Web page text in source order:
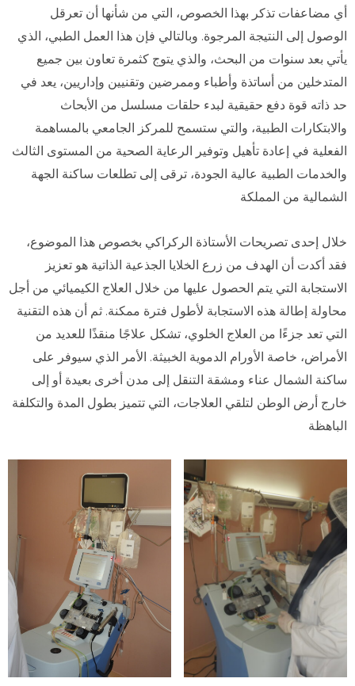
أي مضاعفات تذكر بهذا الخصوص، التي من شأنها أن تعرقل
الوصول إلى النتيجة المرجوة. وبالتالي فإن هذا العمل الطبي، الذي
يأتي بعد سنوات من البحث، والذي يتوج كثمرة تعاون بين جميع
المتدخلين من أساتذة وأطباء وممرضين وتقنيين وإداريين، يعد في
حد ذاته قوة دفع حقيقية لبدء حلقات مسلسل من الأبحاث
والابتكارات الطبية، والتي ستسمح للمركز الجامعي بالمساهمة
الفعلية في إعادة تأهيل وتوفير الرعاية الصحية من المستوى الثالث
والخدمات الطبية عالية الجودة، ترقى إلى تطلعات ساكنة الجهة
الشمالية من المملكة
فقد أكدت أن الهدف من زرع الخلايا الجذعية الذاتية هو تعزيز
الاستجابة التي يتم الحصول عليها من خلال العلاج الكيميائي من أجل
محاولة إطالة هذه الاستجابة لأطول فترة ممكنة. ثم أن هذه التقنية
التي تعد جزءًا من العلاج الخلوي، تشكل علاجًا منقذًا للعديد من
الأمراض، خاصة الأورام الدموية الخبيثة. الأمر الذي سيوفر على
ساكنة الشمال عناء ومشقة التنقل إلى مدن أخرى بعيدة أو إلى
خارج أرض الوطن لتلقي العلاجات، التي تتميز بطول المدة والتكلفة
الباهظة